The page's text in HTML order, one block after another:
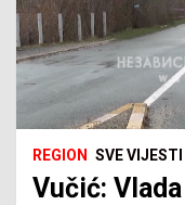
REGION SVE VIJESTI
Vučić: